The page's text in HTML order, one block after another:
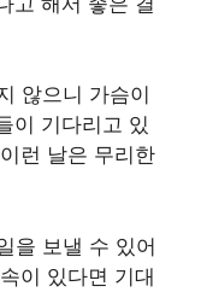
않으니 가슴이
이 기다리고 있
런 날은 무리한
을 보낼 수 있어
이 있다면 기대